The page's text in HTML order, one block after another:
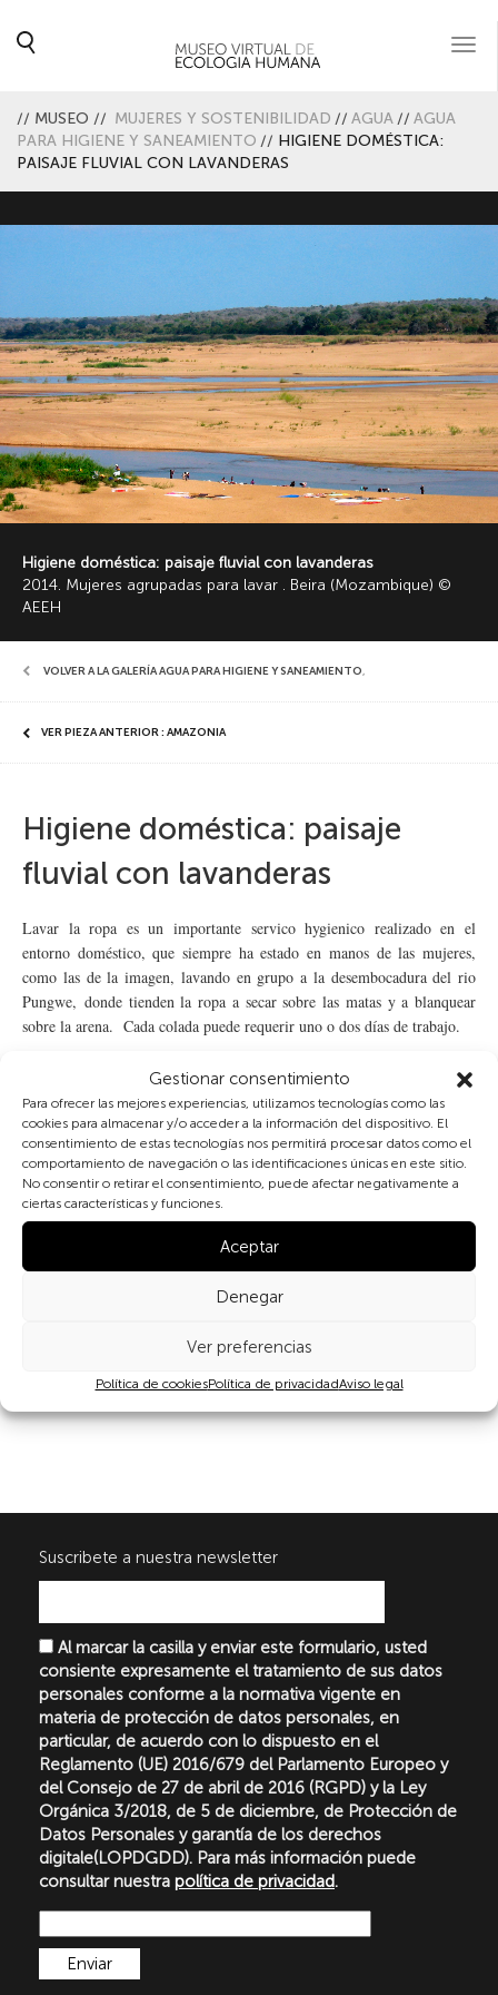
Gestionar consentimiento
Para ofrecer las mejores experiencias, utilizamos tecnologías como las
cookies para almacenar y/o acceder a la información del dispositivo. El
consentimiento de estas tecnologías nos permitirá procesar datos como el
comportamiento de navegación o las identificaciones únicas en este sitio.
No consentir o retirar el consentimiento, puede afectar negativamente a
ciertas características y funciones.
Aceptar
Denegar
Ver preferencias
Política de cookiesPolítica de privacidadAviso legal
// MUSEO // MUJERES Y SOSTENIBILIDAD // AGUA // AGUA
PARA HIGIENE Y SANEAMIENTO // HIGIENE DOMÉSTICA:
PAISAJE FLUVIAL CON LAVANDERAS
Higiene doméstica: paisaje fluvial con lavanderas
2014. Mujeres agrupadas para lavar . Beira (Mozambique) ©
AEEH
VOLVER A LA GALERÍA AGUA PARA HIGIENE Y SANEAMIENTO,
VER PIEZA ANTERIOR : AMAZONIA
Higiene doméstica: paisaje
fluvial con lavanderas
Lavar la ropa es un importante servico hygienico realizado en el
entorno doméstico, que siempre ha estado en manos de las mujeres,
como las de la imagen, lavando en grupo a la desembocadura del rio
Pungwe, donde tienden la ropa a secar sobre las matas y a blanquear
sobre la arena. Cada colada puede requerir uno o dos días de trabajo.
En Mozambique solo el 51% de la población total tiene acceso
afuentes de agua potable, y solo un 21% a sanitarios
mejorados.
Suscribete a nuestra newsletter
Al marcar la casilla y enviar este formulario, usted
consiente expresamente el tratamiento de sus datos
personales conforme a la normativa vigente en
materia de protección de datos personales, en
particular, de acuerdo con lo dispuesto en el
Reglamento (UE) 2016/679 del Parlamento Europeo y
del Consejo de 27 de abril de 2016 (RGPD) y la Ley
Orgánica 3/2018, de 5 de diciembre, de Protección de
Datos Personales y garantía de los derechos
digitale(LOPDGDD). Para más información puede
consultar nuestra política de privacidad.